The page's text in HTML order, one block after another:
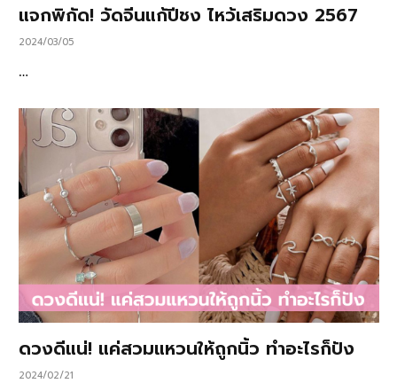
แจกพิกัด! วัดจีนแก้ปีชง ไหว้เสริมดวง 2567
2024/03/05
…
ดวงดีแน่! แค่สวมแหวนให้ถูกนิ้ว ทำอะไรก็ปัง
2024/02/21